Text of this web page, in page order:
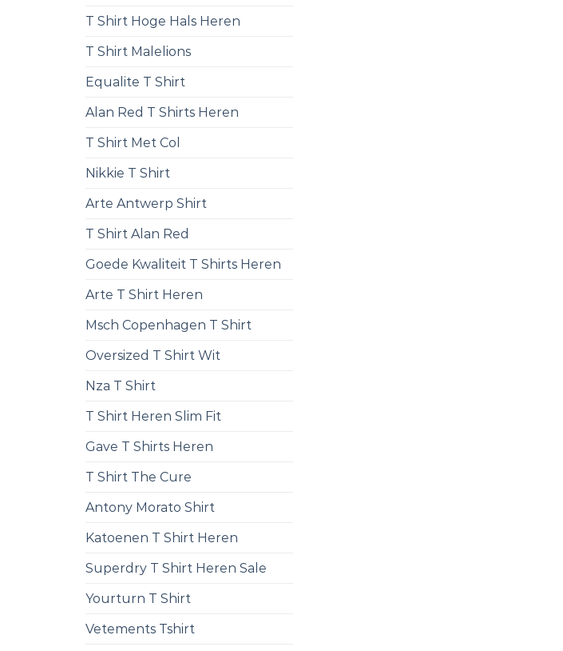
T Shirt Hoge Hals Heren
T Shirt Malelions
Equalite T Shirt
Alan Red T Shirts Heren
T Shirt Met Col
Nikkie T Shirt
Arte Antwerp Shirt
T Shirt Alan Red
Goede Kwaliteit T Shirts Heren
Arte T Shirt Heren
Msch Copenhagen T Shirt
Oversized T Shirt Wit
Nza T Shirt
T Shirt Heren Slim Fit
Gave T Shirts Heren
T Shirt The Cure
Antony Morato Shirt
Katoenen T Shirt Heren
Superdry T Shirt Heren Sale
Yourturn T Shirt
Vetements Tshirt